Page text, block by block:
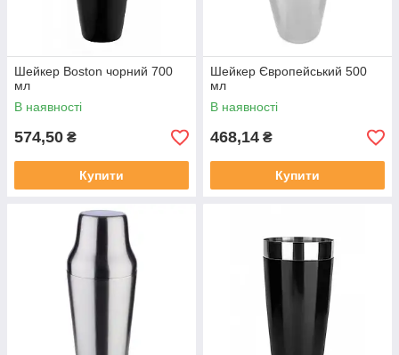
Шейкер Boston чорний 700
мл
В наявності
574,50 ₴
Купити
Шейкер Європейський 500
мл
В наявності
468,14 ₴
Купити